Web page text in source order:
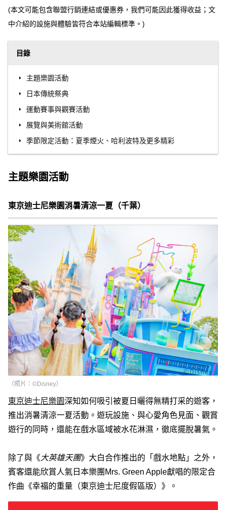
(本文可能包含聯盟行銷連結或優惠券，我們可能因此獲得收益；文
中介紹的設施與體驗皆符合本站編輯標準。)
目錄
主題樂園活動
日本傳統祭典
運動賽事與觀賽活動
展覽與美術館活動
季節限定活動：夏季煙火、哈利波特及更多精彩
主題樂園活動
東京迪士尼樂園消暑清涼一夏（千葉）
（照片：©Disney）
東京迪士尼樂園深知如何吸引被夏日曬得無精打采的遊客，
推出消暑清涼一夏活動。遊玩設施、與心愛角色見面、觀賞
遊行的同時，還能在戲水區域被水花淋濕，徹底擺脫暑氣。
除了與《 大英雄天團》大白合作推出的「戲水地點」之外，
賓客還能欣賞人氣日本樂團Mrs. Green Apple獻唱的限定合
作曲《幸福的重量（東京迪士尼度假區版）》。